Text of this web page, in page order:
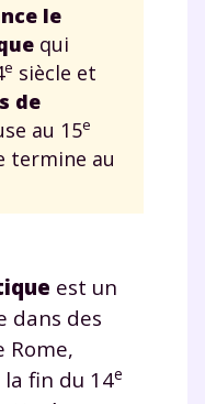
le
qui
e siècle et
de
au 15e
termine au
est un
dans des
Rome,
la fin du 14e